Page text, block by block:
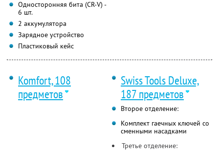
Односторонняя бита (CR-V) -
6 шт.
2 аккумулятора
Зарядное устройство
Пластиковый кейс
Komfort, 108
предметов
Swiss Tools Deluxe,
187 предметов
Второе отделение:
Комплект гаечных ключей со
сменными насадками
Третье отделение: